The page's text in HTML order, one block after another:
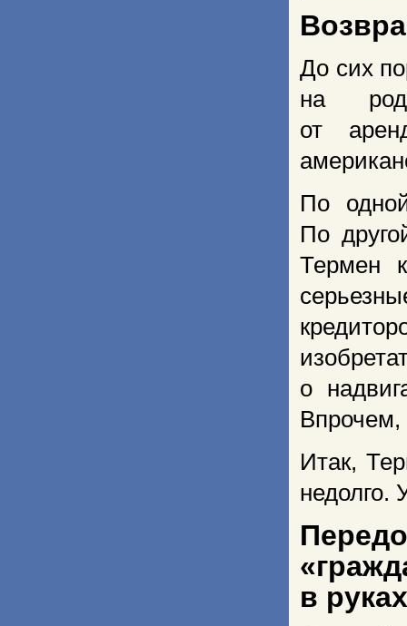
До сих
на
от
По
По
Термен
о
Впрочем,
Итак,
недолго.
в